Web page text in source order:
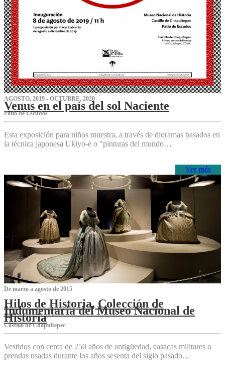
AGOSTO, 2019 - OCTUBRE, 2020
Venus en el país del sol Naciente
P‌atio de Escudos
Esta exposición para niños muestra, a través de dioramas basados en
la técnica japonesa Ukiyo-e o "pinturas del mundo…
Ver más
De marzo a agosto de 2015
Hilos de Historia, Colección de
Indumentaria del Museo Nacional de
Historia
Castillo de Chapultepec
Vestidos con cerca de 250 años de antigüedad, casacas militares o
prendas usadas durante los años sesenta del siglo pasado…